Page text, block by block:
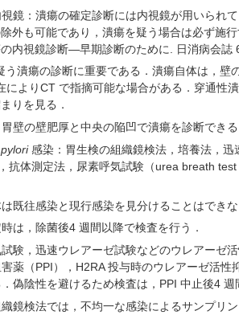
鏡：潰瘍の確定診断には内視鏡が用いられ
外も可能であり，潰瘍を疑う場合は必ず施
の内視鏡診断―早期診断のために. 日消病会
潰瘍の診断に重要である．潰瘍自体は，壁
によりCT で指摘可能な場合がある．穿通性
りを見る．
壁の壁肥厚と中央の陥凹で潰瘍を診断でき
感染：胃生検の組織鏡検法，培養法，
抗体測定法，尿素呼気試験（urea breath
は既往感染と現行感染を見分けることはでき
は，除菌後4 週間以降で検査を行う．
験，迅速ウレアーゼ試験などのウレアーゼ
薬（PPI），H2RA 投与時のウレアーゼ活性
偽陰性を避けるため検査は，PPI 中止後4
鏡検法では，不均一な感染によるサンプリ